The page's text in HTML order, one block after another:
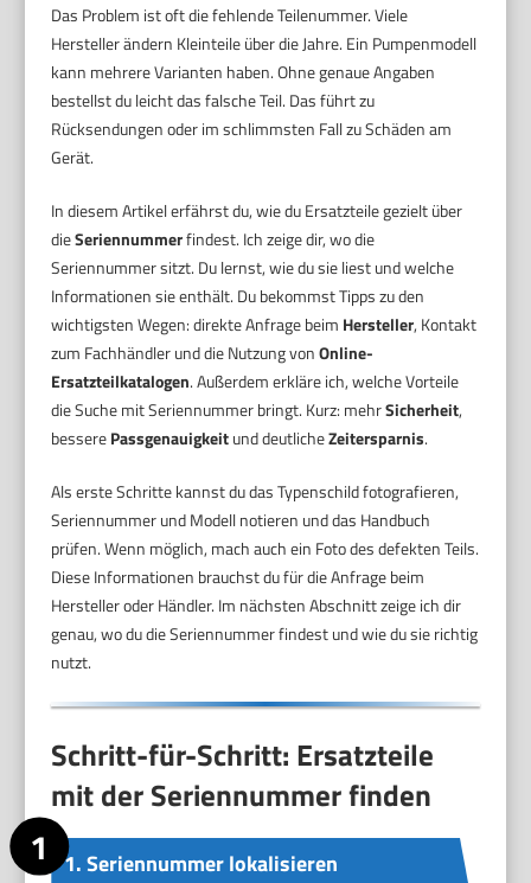
Das Problem ist oft die fehlende Teilenummer. Viele
Hersteller ändern Kleinteile über die Jahre. Ein Pumpenmodell
kann mehrere Varianten haben. Ohne genaue Angaben
bestellst du leicht das falsche Teil. Das führt zu
Rücksendungen oder im schlimmsten Fall zu Schäden am
Gerät.
In diesem Artikel erfährst du, wie du Ersatzteile gezielt über
dieSeriennummerfindest. Ich zeige dir, wo die
Seriennummer sitzt. Du lernst, wie du sie liest und welche
Informationen sie enthält. Du bekommst Tipps zu den
wichtigsten Wegen: direkte Anfrage beim Hersteller, Kontakt
zum Fachhändler und die Nutzung vonOnline-
Ersatzteilkatalogen. Außerdem erkläre ich, welche Vorteile
die Suche mit Seriennummer bringt. Kurz: mehrSicherheit,
besserePassgenauigkeitund deutlicheZeitersparnis.
Als erste Schritte kannst du das Typenschild fotografieren,
Seriennummer und Modell notieren und das Handbuch
prüfen. Wenn möglich, mach auch ein Foto des defekten Teils.
Diese Informationen brauchst du für die Anfrage beim
Hersteller oder Händler. Im nächsten Abschnitt zeige ich dir
genau, wo du die Seriennummer findest und wie du sie richtig
nutzt.
Schritt-für-Schritt: Ersatzteile
mit der Seriennummer finden
1. Seriennummer lokalisieren